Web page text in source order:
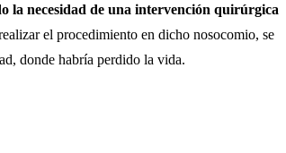
la necesidad de una intervención quirúrgica
el procedimiento en dicho nosocomio, se
donde habría perdido la vida.